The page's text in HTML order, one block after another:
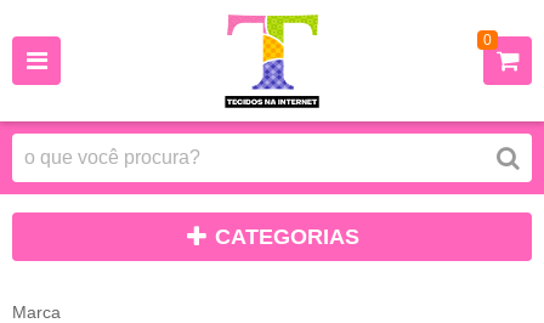
0
CATEGORIAS
Marca